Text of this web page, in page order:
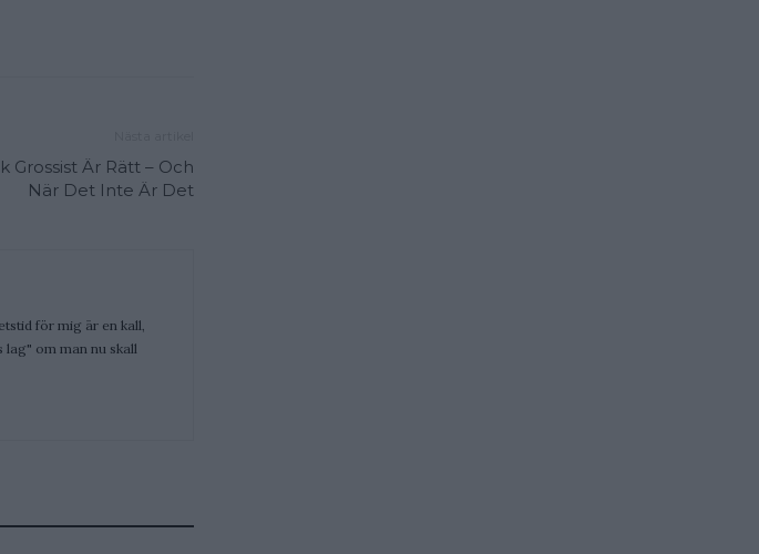
Grossist Är Rätt – Och
När Det Inte Är Det
för mig är en kall,
lag" om man nu skall